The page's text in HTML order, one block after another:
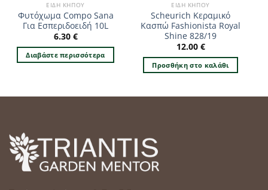
ΕΊΔΗ ΚΉΠΟΥ
Φυτόχωμα Compo Sana
Για Εσπεριδοειδή 10L
6.30 €
Διαβάστε περισσότερα
ΕΊΔΗ ΚΉΠΟΥ
Scheurich Κεραμικό
Κασπώ Fashionista Royal
Shine 828/19
12.00 €
Προσθήκη στο καλάθι